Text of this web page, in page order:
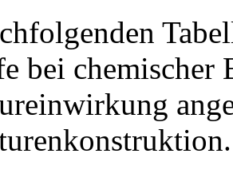
bei chemischer